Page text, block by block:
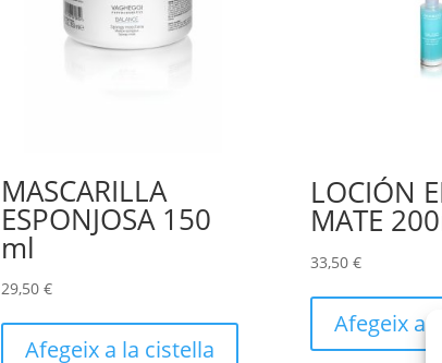
MASCARILLA
ESPONJOSA 150
ml
29,50 €
Afegeix a la cistella
LOCIÓN
MATE
33,50 €
Afegeix a